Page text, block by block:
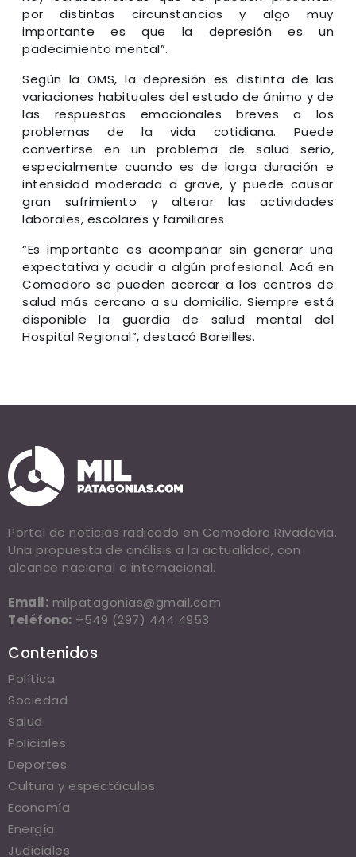
por distintas circunstancias y algo muy
importante es que la depresión es un
padecimiento mental”.
Según la OMS, la depresión es distinta de las
variaciones habituales del estado de ánimo y de
las respuestas emocionales breves a los
problemas de la vida cotidiana. Puede
convertirse en un problema de salud serio,
especialmente cuando es de larga duración e
intensidad moderada a grave, y puede causar
gran sufrimiento y alterar las actividades
laborales, escolares y familiares.
“Es importante es acompañar sin generar una
expectativa y acudir a algún profesional. Acá en
Comodoro se pueden acercar a los centros de
salud más cercano a su domicilio. Siempre está
disponible la guardia de salud mental del
Hospital Regional”, destacó Bareilles.
Portal de noticias radicado en Comodoro Rivadavia.
Una propuesta de análisis a la actualidad, con
alcance nacional e internacional.
Email: milpatagonias@gmail.com
Teléfono: +549 (297) 444 4953
Contenidos
Política
Sociedad
Salud
Policiales
Deportes
Cultura y espectáculos
Economía
Energía
Judiciales